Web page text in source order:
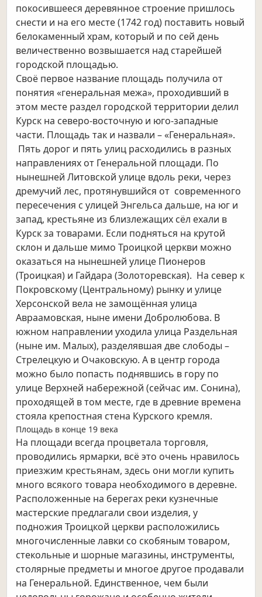
покосившееся деревянное строение пришлось
снести и на его месте (1742 год) поставить новый
белокаменный храм, который и по сей день
величественно возвышается над старейшей
городской площадью.
Своё первое название площадь получила от
понятия «генеральная межа», проходивший в
этом месте раздел городской территории делил
Курск на северо-восточную и юго-западные
части. Площадь так и назвали – «Генеральная».
Пять дорог и пять улиц расходились в разных
направлениях от Генеральной площади. По
нынешней Литовской улице вдоль реки, через
дремучий лес, протянувшийся от современного
пересечения с улицей Энгельса дальше, на юг и
запад, крестьяне из близлежащих сёл ехали в
Курск за товарами. Если подняться на крутой
склон и дальше мимо Троицкой церкви можно
оказаться на нынешней улице Пионеров
(Троицкая) и Гайдара (Золоторевская). На север к
Покровскому (Центральному) рынку и улице
Херсонской вела не замощённая улица
Авраамовская, ныне имени Добролюбова. В
южном направлении уходила улица Раздельная
(ныне им. Малых), разделявшая две слободы –
Стрелецкую и Очаковскую. А в центр города
можно было попасть поднявшись в гору по
улице Верхней набережной (сейчас им. Сонина),
проходящей в том месте, где в древние времена
стояла крепостная стена Курского кремля.
Площадь в конце 19 века
На площади всегда процветала торговля,
проводились ярмарки, всё это очень нравилось
приезжим крестьянам, здесь они могли купить
много всякого товара необходимого в деревне.
Расположенные на берегах реки кузнечные
мастерские предлагали свои изделия, у
подножия Троицкой церкви расположились
многочисленные лавки со скобяным товаром,
стекольные и шорные магазины, инструменты,
столярные предметы и многое другое продавали
на Генеральной. Единственное, чем были